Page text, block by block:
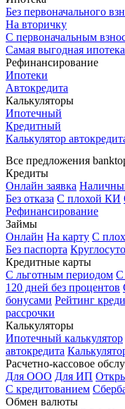
Без первоначального
На вторичку
С первоначальным
Самая выгодная ипотека
Рефинансирование
Ипотеки
Автокредита
Калькуляторы
Ипотечный
Кредитный
Калькулятор
Все предложения
Кредиты
Онлайн заявка
Без отказа С плохой КИ
Рефинансирование
Займы
Онлайн На карту С
Без паспорта
Кредитные карты
С льготным периодом С
120 дней без процентов
бонусами Рейтинг
рассрочки
Калькуляторы
Ипотечный калькулятор
автокредита
Расчетно-кассовое
Для ООО Для ИП
С кредитованием
Обмен валюты